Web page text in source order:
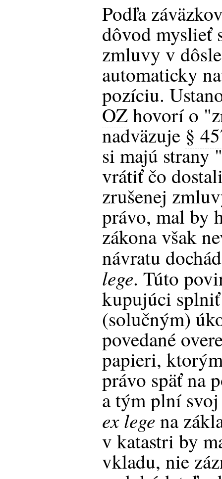
Podľa
dôvod myslieť
zmluvy v
automaticky
pozíciu.
OZhovorí o
nadväzuje §
si majú strany
vrátiť čo
zrušenej
právo, mal by
zákona však
návratu
lege. Túto
kupujúci
(solučným)
povedané
papieri,
právo späť na
a tým plní
ex legena
v katastri by
vkladu, nie